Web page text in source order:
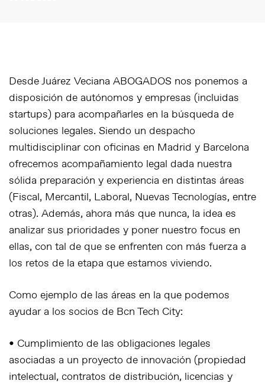
Desde Juárez Veciana ABOGADOS nos ponemos a
disposición de autónomos y empresas (incluidas
startups) para acompañarles en la búsqueda de
soluciones legales. Siendo un despacho
multidisciplinar con oficinas en Madrid y Barcelona
ofrecemos acompañamiento legal dada nuestra
sólida preparación y experiencia en distintas áreas
(Fiscal, Mercantil, Laboral, Nuevas Tecnologías, entre
otras). Además, ahora más que nunca, la idea es
analizar sus prioridades y poner nuestro focus en
ellas, con tal de que se enfrenten con más fuerza a
los retos de la etapa que estamos viviendo.
Como ejemplo de las áreas en la que podemos
ayudar a los socios de Bcn Tech City:
• Cumplimiento de las obligaciones legales
asociadas a un proyecto de innovación (propiedad
intelectual, contratos de distribución, licencias y